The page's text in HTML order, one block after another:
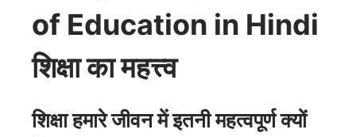
of Education in Hindi
शिक्षा का महत्त्व
शिक्षा हमारे जीवन में इतनी महत्वपूर्ण क्यों